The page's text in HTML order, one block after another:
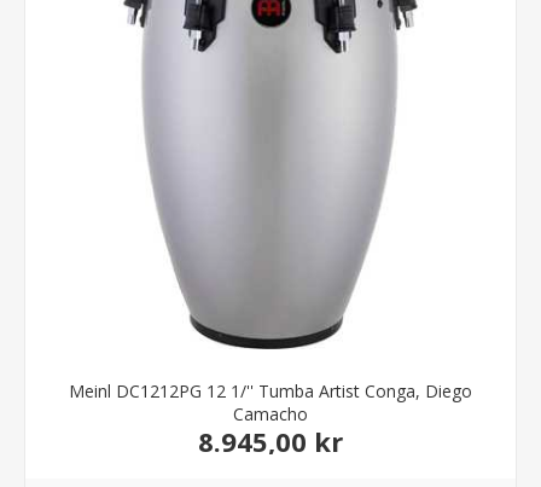
Meinl DC1212PG 12 1/'' Tumba Artist Conga, Diego
Camacho
8.945,00 kr